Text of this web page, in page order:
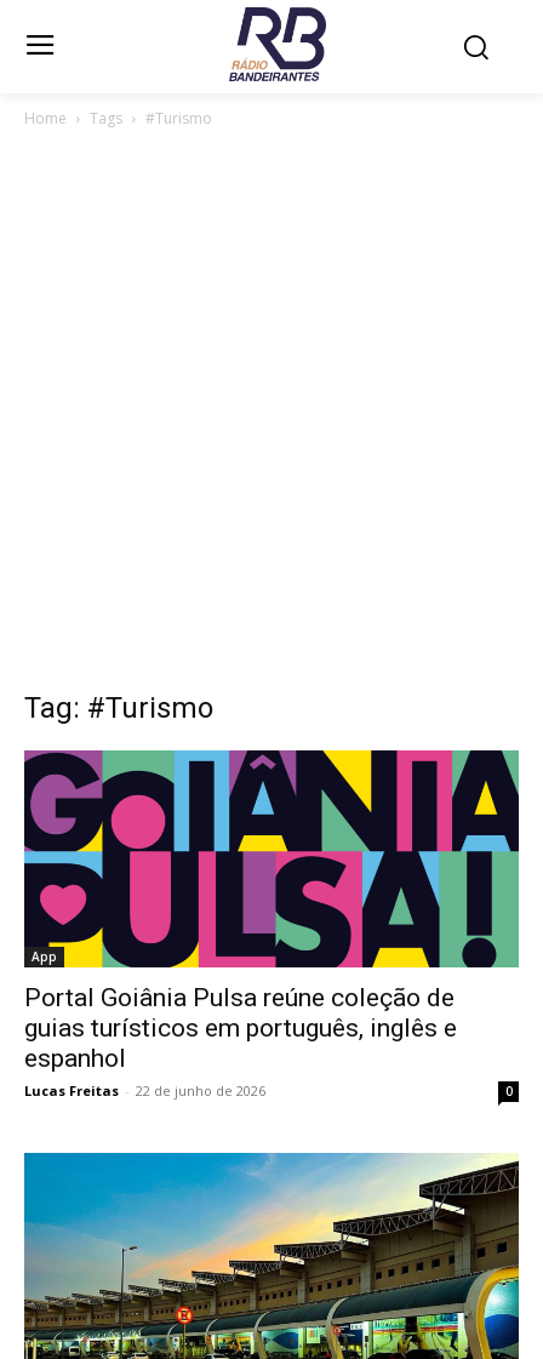
Home Tags #Turismo
Tag: #Turismo
App
Portal Goiânia Pulsa reúne coleção de
guias turísticos em português, inglês e
espanhol
Lucas Freitas - 22 de junho de 2026 0